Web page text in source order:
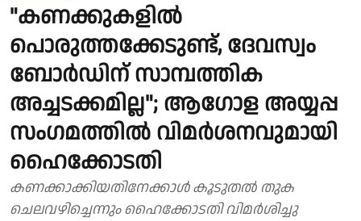
"കണക്കുകളില്‍
പൊരുത്തക്കേടുണ്ട്, ദേവസ്വം
ബോര്‍ഡിന് സാമ്പത്തിക
അച്ചടക്കമില്ല"; ആഗോള അയ്യപ്പ
സംഗമത്തിൽ വിമർശനവുമായി
ഹൈക്കോടതി
കണക്കാക്കിയതിനേക്കാള്‍ കൂടുതല്‍ തുക
ചെലവഴിച്ചെന്നും ഹൈക്കോടതി വിമർശിച്ചു